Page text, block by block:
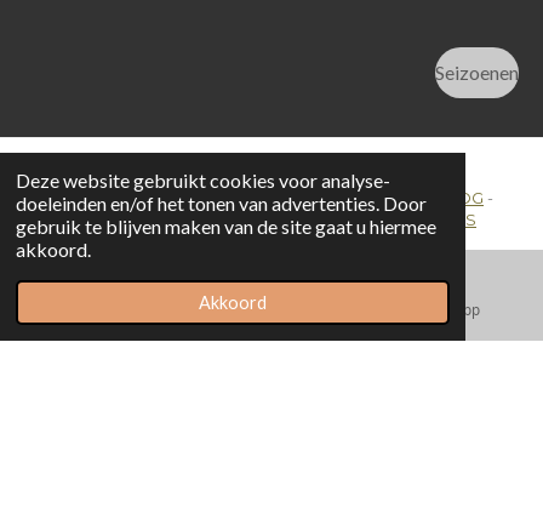
Deze website gebruikt cookies voor analyse-
doeleinden en/of het tonen van advertenties. Door
gebruik te blijven maken van de site gaat u hiermee
akkoord.
Akkoord
Seizoenen
HOME- PORTFOLIO-PUBLICATIES-OVER MIJ- BLOG -
LINKS -DRONE - - CONTACT - DOWNLOADS
Facebook WhatsApp